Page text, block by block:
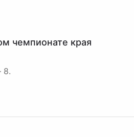
чемпионате края
8.